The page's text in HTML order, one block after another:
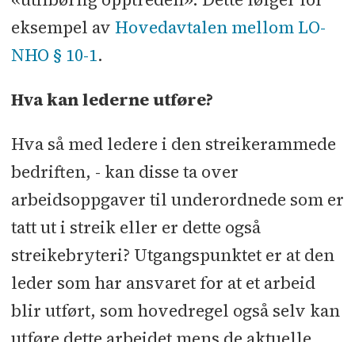
eksempel av Hovedavtalen mellom LO-
NHO § 10-1.
Hva kan lederne utføre?
Hva så med ledere i den streikerammede
bedriften, - kan disse ta over
arbeidsoppgaver til underordnede som er
tatt ut i streik eller er dette også
streikebryteri? Utgangspunktet er at den
leder som har ansvaret for at et arbeid
blir utført, som hovedregel også selv kan